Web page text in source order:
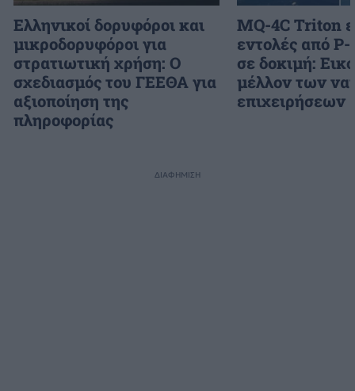
Ελληνικοί δορυφόροι και
μικροδορυφόροι για
στρατιωτική χρήση: Ο
σχεδιασμός του ΓΕΕΘΑ για
αξιοποίηση της
πληροφορίας
MQ-4C Triton
εντολές από
σε δοκιμή:
μέλλον των
επιχειρήσεων
ΔΙΑΦΗΜΙΣΗ